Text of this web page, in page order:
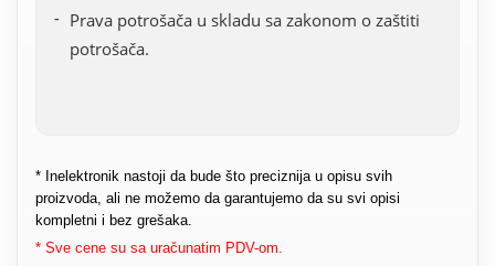
Prava potrošača u skladu sa zakonom o zaštiti
potrošača.
* Inelektronik nastoji da bude što preciznija u opisu svih
proizvoda, ali ne možemo da garantujemo da su svi opisi
kompletni i bez grešaka.
* Sve cene su sa uračunatim PDV-om.